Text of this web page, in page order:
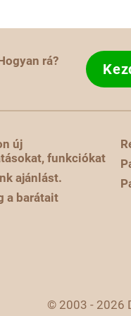
rá?
új
funkciókat
ajánlást.
a barátait
© 2003 - 2026